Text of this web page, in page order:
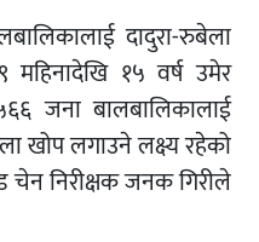
दादुरा-रुबेला
१५ वर्ष उमेर
जना बालबालिकालाई
खोप लगाउने लक्ष्य रहेको
चेन निरीक्षक जनक गिरीले